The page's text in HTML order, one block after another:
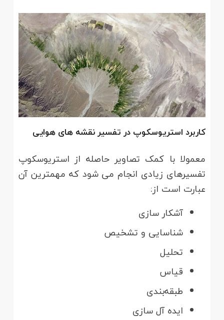
کاربرد استریوسکوپ در تفسیر نقشه های هوایی
معمولا با کمک تصاویر حاصله از استریوسکوپ
تفسیرهای زیادی انجام می شود که مهمترین آن
عبارت است از:
آشکار سازی
شناسایی و تشخیص
تحلیل
قیاس
طبقه‌بندی
ایده آل سازی